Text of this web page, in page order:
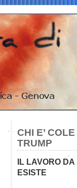
CHI E’
TRUMP
IL LAVORO
ESISTE